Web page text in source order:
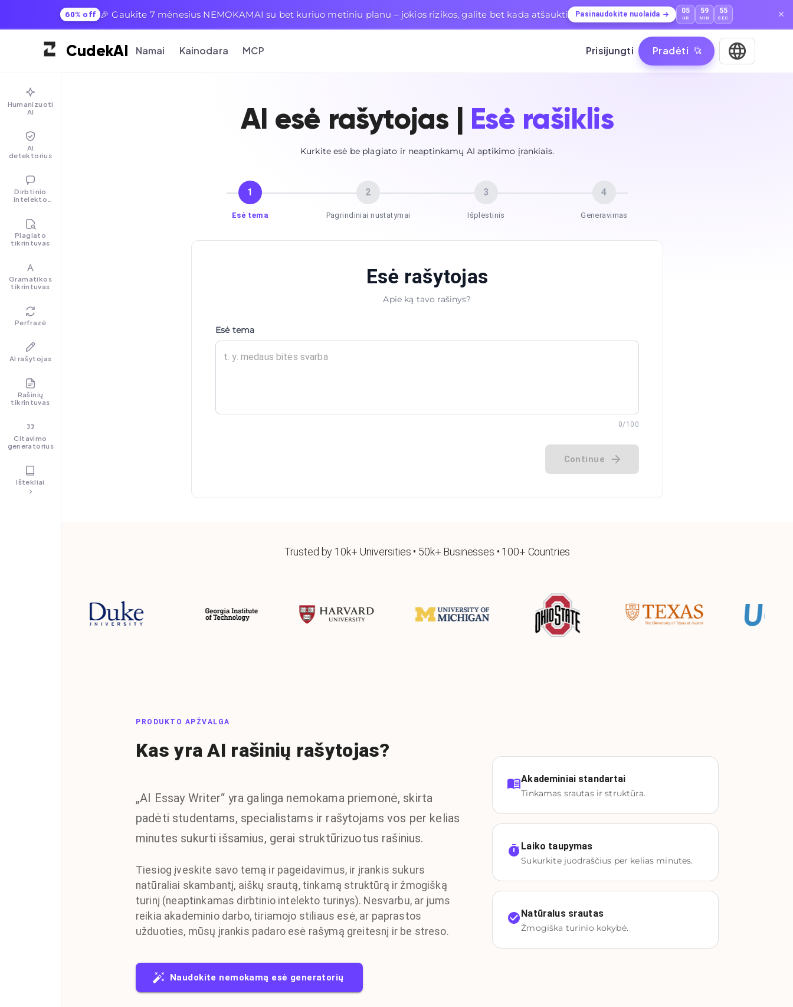
60% off 🎉 Gaukite 7 mėnesius NEMOKAMAI su bet kuriuo metiniu planu – jokios rizikos, galite bet kada atšaukti Pasinaudokite nuolaida 05
HR
59
MIN
53
SEC
CudekAI Namai Kainodara MCP Prisijungti Pradėti
Humanizuoti
AI
AI
detektorius
Dirbtinio
intelekto
Plagiato
tikrintuvas
Gramatikos
tikrintuvas
Perfrazė
AI rašytojas
Rašinių
tikrintuvas
Citavimo
generatorius
Ištekliai
AI esė rašytojas | Esė rašiklis
Kurkite esė be plagiato ir neaptinkamų AI aptikimo įrankiais.
1
Esė tema
2
Pagrindiniai nustatymai
3
Išplėstinis
4
Generavimas
Esė rašytojas
Apie ką tavo rašinys?
Esė tema
0/100
Continue
Trusted by 10k+ Universities • 50k+ Businesses • 100+ Countries
PRODUKTO APŽVALGA
Kas yra AI rašinių rašytojas?
„AI Essay Writer“ yra galinga nemokama priemonė, skirta
padėti studentams, specialistams ir rašytojams vos per kelias
minutes sukurti išsamius, gerai struktūrizuotus rašinius.
Tiesiog įveskite savo temą ir pageidavimus, ir įrankis sukurs
natūraliai skambantį, aiškų srautą, tinkamą struktūrą ir žmogišką
turinį (neaptinkamas dirbtinio intelekto turinys). Nesvarbu, ar jums
reikia akademinio darbo, tiriamojo stiliaus esė, ar paprastos
užduoties, mūsų įrankis padaro esė rašymą greitesnį ir be streso.
Naudokite nemokamą esė generatorių
Akademiniai standartai
Tinkamas srautas ir struktūra.
Laiko taupymas
Sukurkite juodraščius per kelias minutes.
Natūralus srautas
Žmogiška turinio kokybė.